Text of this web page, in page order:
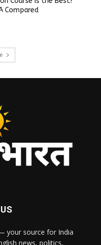
Compared
your source for India
news, politics,